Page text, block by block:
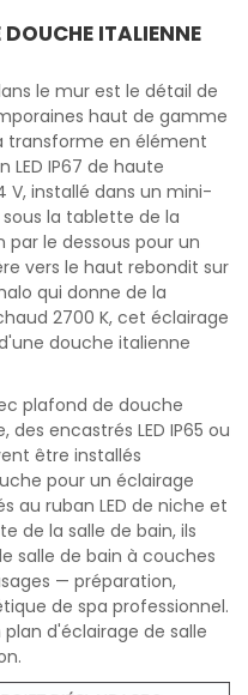
DOUCHE ITALIENNE
le mur est le détail de
haut de gamme
transforme en élément
IP67 de haute
V, installé dans un mini-
la tablette de la
par le dessous pour un
vers le haut rebondit sur
qui donne de la
2700 K, cet éclairage
douche italienne
plafond de douche
encastrés LED IP65 ou
être installés
pour un éclairage
au ruban LED de niche et
de la salle de bain, ils
salle de bain à couches
— préparation,
de spa professionnel.
d'éclairage de salle